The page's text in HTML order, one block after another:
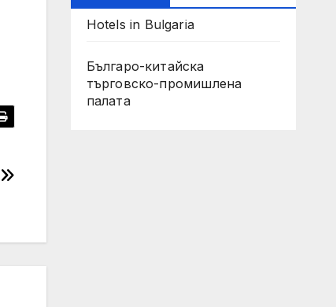
Hotels in Bulgaria
Българо-китайска
търговско-промишлена
палата